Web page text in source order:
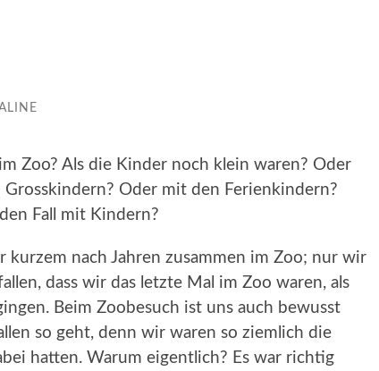
Zoo? Als die Kinder noch klein waren? Oder
Oder mit den Ferienkindern?
Fall mit Kindern?
nach Jahren zusammen im Zoo; nur wir
dass wir das letzte Mal im Zoo waren, als
Beim Zoobesuch ist uns auch bewusst
so geht, denn wir waren so ziemlich die
hatten. Warum eigentlich? Es war richtig